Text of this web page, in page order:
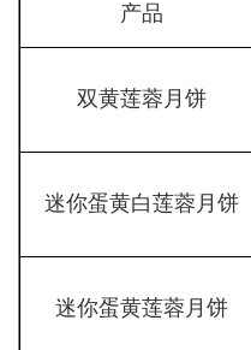
产品
双黄莲蓉月饼
迷你蛋黄白莲蓉月饼
迷你蛋黄莲蓉月饼